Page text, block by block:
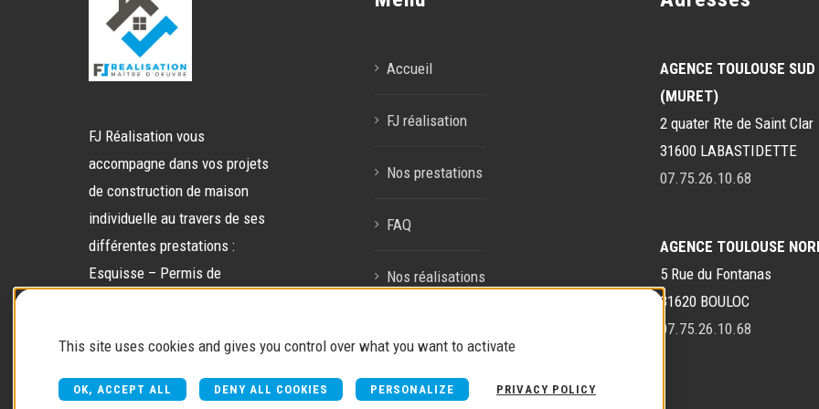
FJ Réalisation vous
accompagne dans vos projets
de construction de maison
individuelle au travers de ses
différentes prestations :
Esquisse – Permis de
Accueil
FJ réalisation
Nos prestations
FAQ
Nos réalisations
AGENCE TOULOUSE SUD
(MURET)
2 quater Rte de Saint Clar
31600 LABASTIDETTE
07.75.26.10.68
AGENCE TOULOUSE
5 Rue du Fontanas
31620 BOULOC
07.75.26.10.68
This site uses cookies and gives you control over what you want to activate
OK, ACCEPT ALL DENY ALL COOKIES PERSONALIZE PRIVACY POLICY